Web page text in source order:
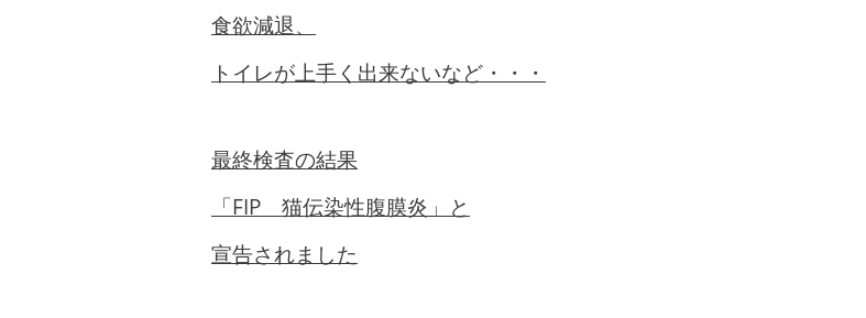
食欲減退、
トイレが上手く出来ないなど・・・
最終検査の結果
「FIP 猫伝染性腹膜炎」と
宣告されました